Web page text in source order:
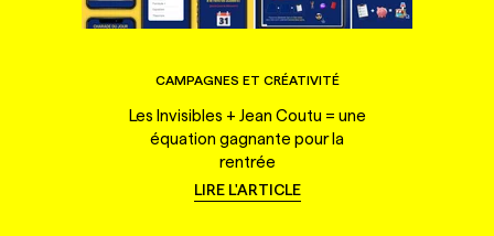
CAMPAGNES ET CRÉATIVITÉ
Les Invisibles + Jean Coutu = une
équation gagnante pour la
rentrée
LIRE L'ARTICLE